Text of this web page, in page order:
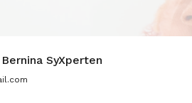
SyXperten